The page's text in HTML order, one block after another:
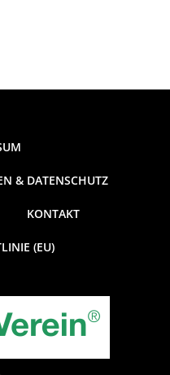
& DATENSCHUTZ
KONTAKT
(EU)